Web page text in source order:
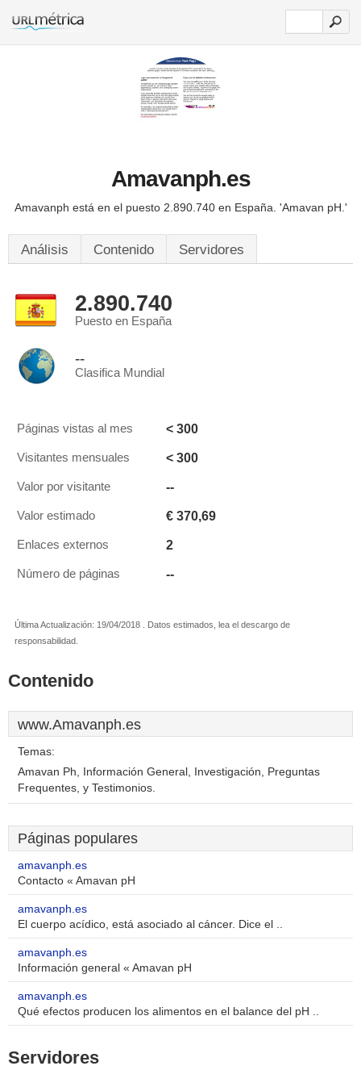
Amavanph.es
Amavanph está en el puesto 2.890.740 en España. 'Amavan pH.'
Análisis Contenido Servidores
2.890.740
Puesto en España
--
Clasifica Mundial
Páginas vistas al mes < 300
Visitantes mensuales < 300
Valor por visitante --
Valor estimado € 370,69
Enlaces externos 2
Número de páginas --
Última Actualización: 19/04/2018 . Datos estimados, lea el descargo de
responsabilidad.
Contenido
www.Amavanph.es
Temas:
Amavan Ph, Información General, Investigación, Preguntas
Frequentes, y Testimonios.
Páginas populares
amavanph.es
Contacto « Amavan pH
amavanph.es
El cuerpo acídico, está asociado al cáncer. Dice el ..
amavanph.es
Información general « Amavan pH
amavanph.es
Qué efectos producen los alimentos en el balance del pH ..
Servidores